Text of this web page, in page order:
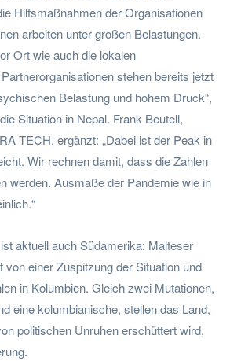
Hilfsmaßnahmen der Organisationen
arbeiten unter großen Belastungen.
Ort wie auch die lokalen
stehen bereits jetzt
Belastung und hohem Druck“,
Situation in Nepal. Frank Beutell,
TECH, ergänzt: „Dabei ist der Peak in
Wir rechnen damit, dass die Zahlen
werden. Ausmaße der Pandemie wie in
aktuell auch Südamerika: Malteser
von einer Zuspitzung der Situation und
in Kolumbien. Gleich zwei Mutationen,
eine kolumbianische, stellen das Land,
politischen Unruhen erschüttert wird,